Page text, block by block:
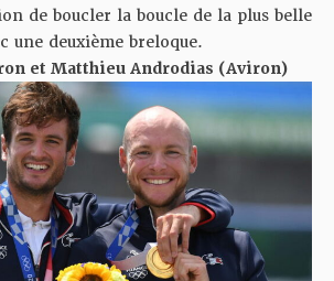
de boucler la boucle de la plus belle
une deuxième breloque.
et Matthieu Androdias (Aviron)